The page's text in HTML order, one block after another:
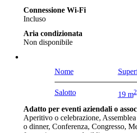
Connessione Wi-Fi
Incluso
Aria condizionata
Non disponibile
Nome
Salotto 19 m2
Adatto per eventi aziendali o
Aperitivo o celebrazione,
o dinner, Conferenza, Congresso,